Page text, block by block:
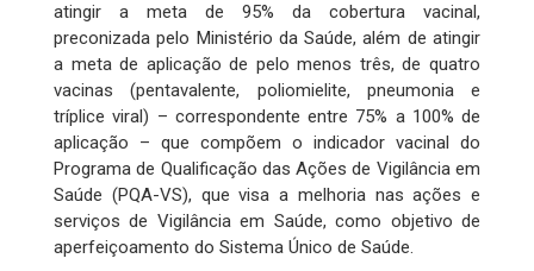
atingir a meta de 95% da cobertura vacinal,
preconizada pelo Ministério da Saúde, além de atingir
a meta de aplicação de pelo menos três, de quatro
vacinas (pentavalente, poliomielite, pneumonia e
tríplice viral) – correspondente entre 75% a 100% de
aplicação – que compõem o indicador vacinal do
Programa de Qualificação das Ações de Vigilância em
Saúde (PQA-VS), que visa a melhoria nas ações e
serviços de Vigilância em Saúde, como objetivo de
aperfeiçoamento do Sistema Único de Saúde.